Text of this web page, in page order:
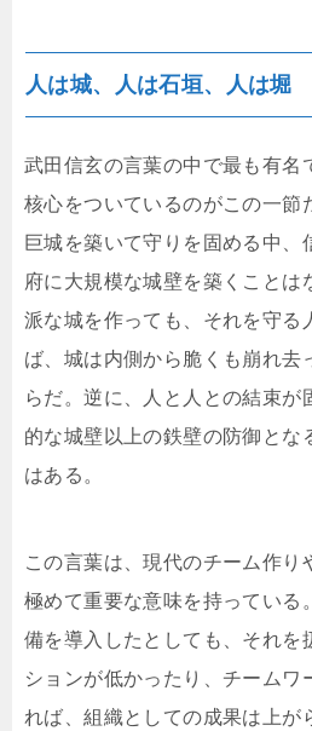
人は城、人は石垣、人は堀
武田信玄の言葉の中で最も有名
核心をついているのがこの一節
巨城を築いて守りを固める中、
府に大規模な城壁を築くことは
派な城を作っても、それを守る
ば、城は内側から脆くも崩れ去
らだ。逆に、人と人との結束が
的な城壁以上の鉄壁の防御とな
はある。
この言葉は、現代のチーム作り
極めて重要な意味を持っている
備を導入したとしても、それを
ションが低かったり、チームワ
れば、組織としての成果は上が